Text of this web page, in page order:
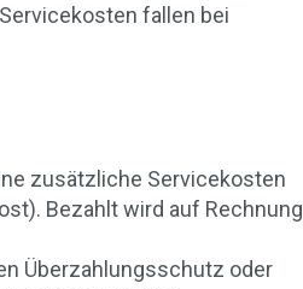
fallen bei
zusätzliche Servicekosten
Bezahlt wird auf Rechnung
Überzahlungsschutz oder